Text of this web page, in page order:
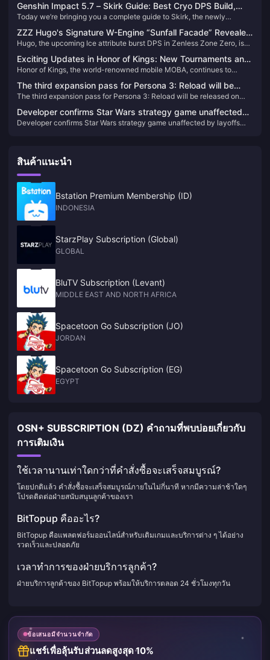
เพชร 300 เม็ดให้ด้วย แต่ครั้งนี้สวัสดิการวันครบรอบดีจริงๆ ได้ 20 โรลบวก
กับเลือกตัวละคร 5 ดาวเองได้ แถมยังมีเพชร 1600 เม็ดอีกด้วย ตัวละครใหม่
Lauma ก็น่าสนใจไม่น้อย
Genshin Impact 5.7 – Skirk Guide: Best Cryo DPS Build,
Weapons, Constellations, Team Comps & Rotation
Today we’re bringing you a complete guide to Skirk, the newly
ZZZ Hugo's Signature W-Engine “Sunfall Facade” Revealed
– High Compatibility but Has Strong Alternatives. Is It Still
Worth Pulling?
Hugo, the upcoming Ice attribute burst DPS in Zenless Zone Zero, is
officially had its effects and stats revealed. Is it worth pulling?
Exciting Updates in Honor of Kings: New Tournaments and
Events You Can't Miss!
Honor of Kings, the world-renowned mobile MOBA, continues to
investments in its esports scene. Here are some of the latest updates
that every fan should know:
The third expansion pass for Persona 3: Reload will be
released on September 10
The third expansion pass for Persona 3: Reload will be released on
Developer confirms Star Wars strategy game unaffected
by layoffs and still in development
Developer confirms Star Wars strategy game unaffected by layoffs
สินค้าแนะนำ
Bstation Premium Membership (ID)
INDONESIA
StarzPlay Subscription (Global)
GLOBAL
BluTV Subscription (Levant)
MIDDLE EAST AND NORTH AFRICA
Spacetoon Go Subscription (JO)
JORDAN
Spacetoon Go Subscription (EG)
EGYPT
OSN+ SUBSCRIPTION (DZ) คำถามที่พบบ่อยเกี่ยวกับ
การเติมเงิน
ใช้เวลานานเท่าใดกว่าที่คำสั่งซื้อจะเสร็จสมบูรณ์?
โดยปกติแล้ว คำสั่งซื้อจะเสร็จสมบูรณ์ภายในไม่กี่นาที หากมีความล่าช้าใดๆ
โปรดติดต่อฝ่ายสนับสนุนลูกค้าของเรา
BitTopup คืออะไร?
BitTopup คือแพลตฟอร์มออนไลน์สำหรับเติมเกมและบริการต่าง ๆ ได้อย่าง
รวดเร็วและปลอดภัย
เวลาทำการของฝ่ายบริการลูกค้า?
ฝ่ายบริการลูกค้าของ BitTopup พร้อมให้บริการตลอด 24 ชั่วโมงทุกวัน
ข้อเสนอมีจำนวนจำกัด
แชร์เพื่อลุ้นรับส่วนลดสูงสุด 10%